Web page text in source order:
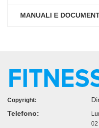
MANUALI E
Copyright:
Telefono:
02